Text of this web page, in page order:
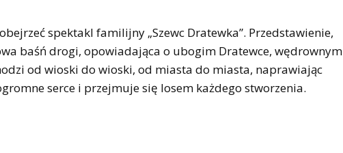
spektakl familijny „Szewc Dratewka”. Przedstawienie,
baśń drogi, opowiadająca o ubogim Dratewce, wędrownym
od wioski do wioski, od miasta do miasta, naprawiając
serce i przejmuje się losem każdego stworzenia.